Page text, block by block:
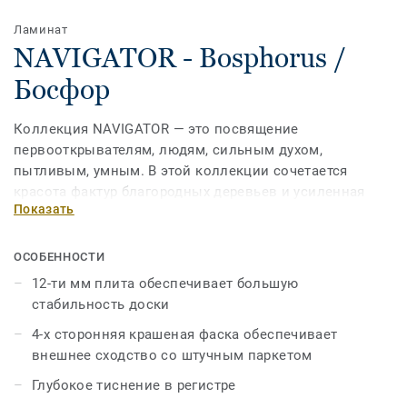
Ламинат
NAVIGATOR - Bosphorus /
Босфор
Коллекция NAVIGATOR — это посвящение
первооткрывателям, людям, сильным духом,
пытливым, умным. В этой коллекции сочетается
красота фактур благородных деревьев и усиленная
прочность досок. Дом надежный и крепкий, а за
удивительных открытий. Ветер странствий уже
прикоснулся к парусу мечты. Сердце рвется творить
историю, руки крепче сжимают штурвал. Отдать
Показать
ОСОБЕННОСТИ
12-ти мм плита обеспечивает большую
стабильность доски
4-х сторонняя крашеная фаска обеспечивает
внешнее сходство со штучным паркетом
Глубокое тиснение в регистре